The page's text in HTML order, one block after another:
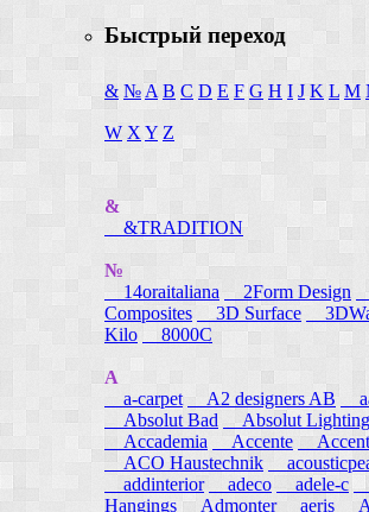
Быстрый переход
& № A B C D E F G H I J K L M
W X Y Z
&
&TRADITION
№
14oraitaliana
2Form Design
Composites
3D Surface
Kilo
8000C
A
a-carpet
A2 designers AB
Absolut Bad
Absolut Lighting
Accademia
Accente
ACO Haustechnik
addinterior
adeco adele-c
Hangings Admonter aeris